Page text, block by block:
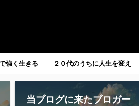
強く生きる ２０代のうちに人生を変え
たい人へ。
当ブログに来たブロガー